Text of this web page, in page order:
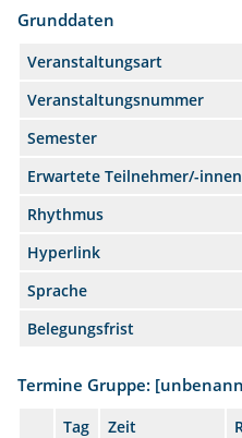
Grunddaten
Veranstaltungsart
Veranstaltungsnummer
Semester
Erwartete Teilnehmer/-innen
Rhythmus
Hyperlink
Sprache
Belegungsfrist
Termine Gruppe:
Tag Zeit